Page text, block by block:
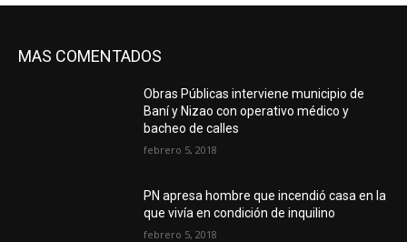
MAS COMENTADOS
Obras Públicas interviene municipio de
Baní y Nizao con operativo médico y
bacheo de calles
febrero 5, 2018
PN apresa hombre que incendió casa en la
que vivía en condición de inquilino
febrero 5, 2018